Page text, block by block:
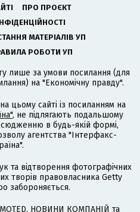
ПРО ПРОЄКТ
МАТЕРІАЛІВ УП
РОБОТИ УП
лише за умови посилання (для
на "Економічну правду".
цьому сайті із посиланням на
, не підлягають подальшому
в будь-якій формі,
агентства "Інтерфакс-
та відтворення фотографічних
творів правовласника Getty
забороняється.
НОВИНИ КОМПАНІЙ та